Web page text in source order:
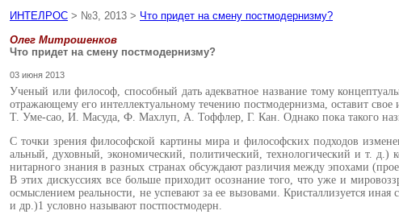
ИНТЕЛРОС > №3, 2013 > Что придет на смену постмодернизму?
Олег Митрошенков
Что придет на смену постмодернизму?
03 июня 2013
Ученый или философ, способ­ный дать адекватное назва­ние тому
отражающе­му его интеллектуальному течению постмодернизма, оставит
Т. Уме-сао, И. Масуда, Ф. Махлуп, А. Тоффлер, Г. Кан. Однако пока такого
С точки зрения философской кар­тины мира и философских подходов
альный, духовный, экономический, политический, технологический и т. д.)
нитарного знания в разных странах обсуждают различия между эпохами
В этих дискуссиях все больше при­ходит осознание того, что уже и
осмыслением реальности, не успева­ют за ее вызовами. Кристаллизуется
и др.)1 условно называют постпост­модерн.